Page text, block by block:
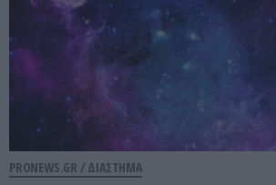
PRONEWS.GR / ΔΙΑΣΤΗΜΑ